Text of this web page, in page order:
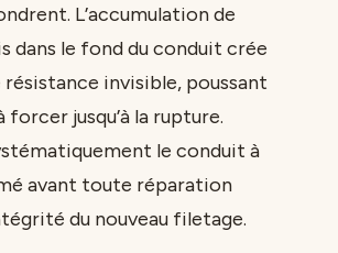
L’accumulation de
dans le fond du conduit crée
résistance invisible, poussant
forcer jusqu’à la rupture.
le conduit à
avant toute réparation
du nouveau filetage.